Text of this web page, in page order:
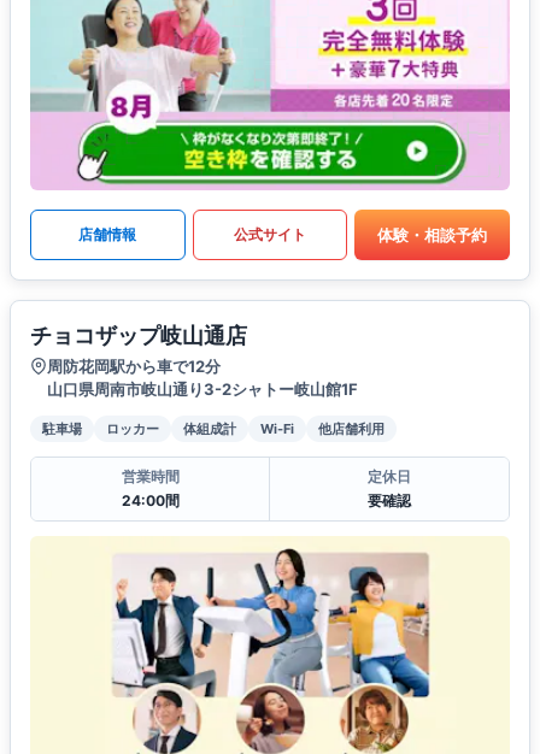
店舗情報 公式サイト 体験・相談予約
チョコザップ岐山通店
周防花岡駅から車で12分
山口県周南市岐山通り3-2シャトー岐山館1F
駐車場 ロッカー 体組成計 Wi-Fi 他店舗利用
営業時間
24:00間
定休日
要確認